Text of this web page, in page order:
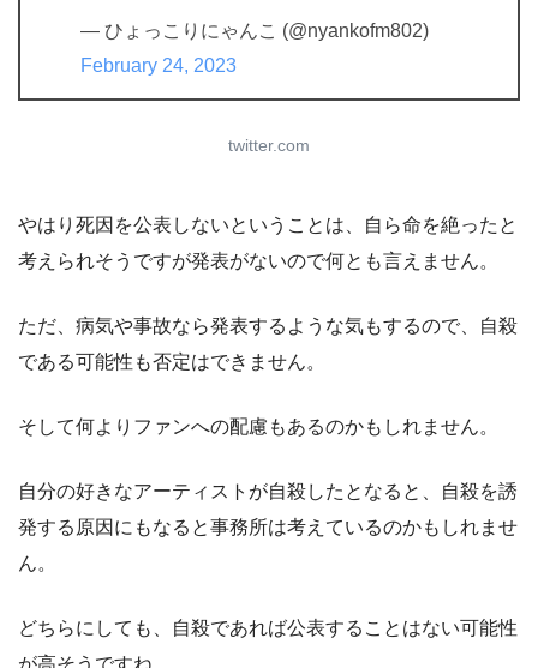
— ひょっこりにゃんこ (@nyankofm802)
February 24, 2023
twitter.com
やはり死因を公表しないということは、自ら命を絶ったと
考えられそうですが発表がないので何とも言えません。
ただ、病気や事故なら発表するような気もするので、自殺
である可能性も否定はできません。
そして何よりファンへの配慮もあるのかもしれません。
自分の好きなアーティストが自殺したとなると、自殺を誘
発する原因にもなると事務所は考えているのかもしれませ
ん。
どちらにしても、自殺であれば公表することはない可能性
が高そうですね。